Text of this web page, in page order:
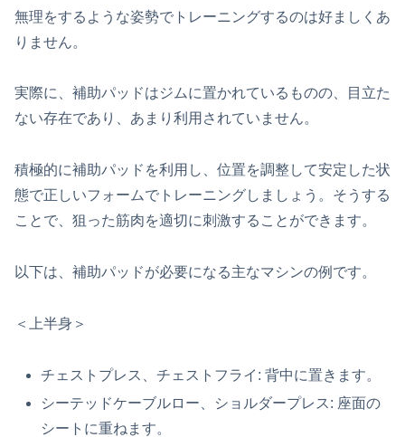
無理をするような姿勢でトレーニングするのは好ましくあ
りません。
実際に、補助パッドはジムに置かれているものの、目立た
ない存在であり、あまり利用されていません。
積極的に補助パッドを利用し、位置を調整して安定した状
態で正しいフォームでトレーニングしましょう。そうする
ことで、狙った筋肉を適切に刺激することができます。
以下は、補助パッドが必要になる主なマシンの例です。
＜上半身＞
チェストプレス、チェストフライ: 背中に置きます。
シーテッドケーブルロー、ショルダープレス: 座面の
シートに重ねます。